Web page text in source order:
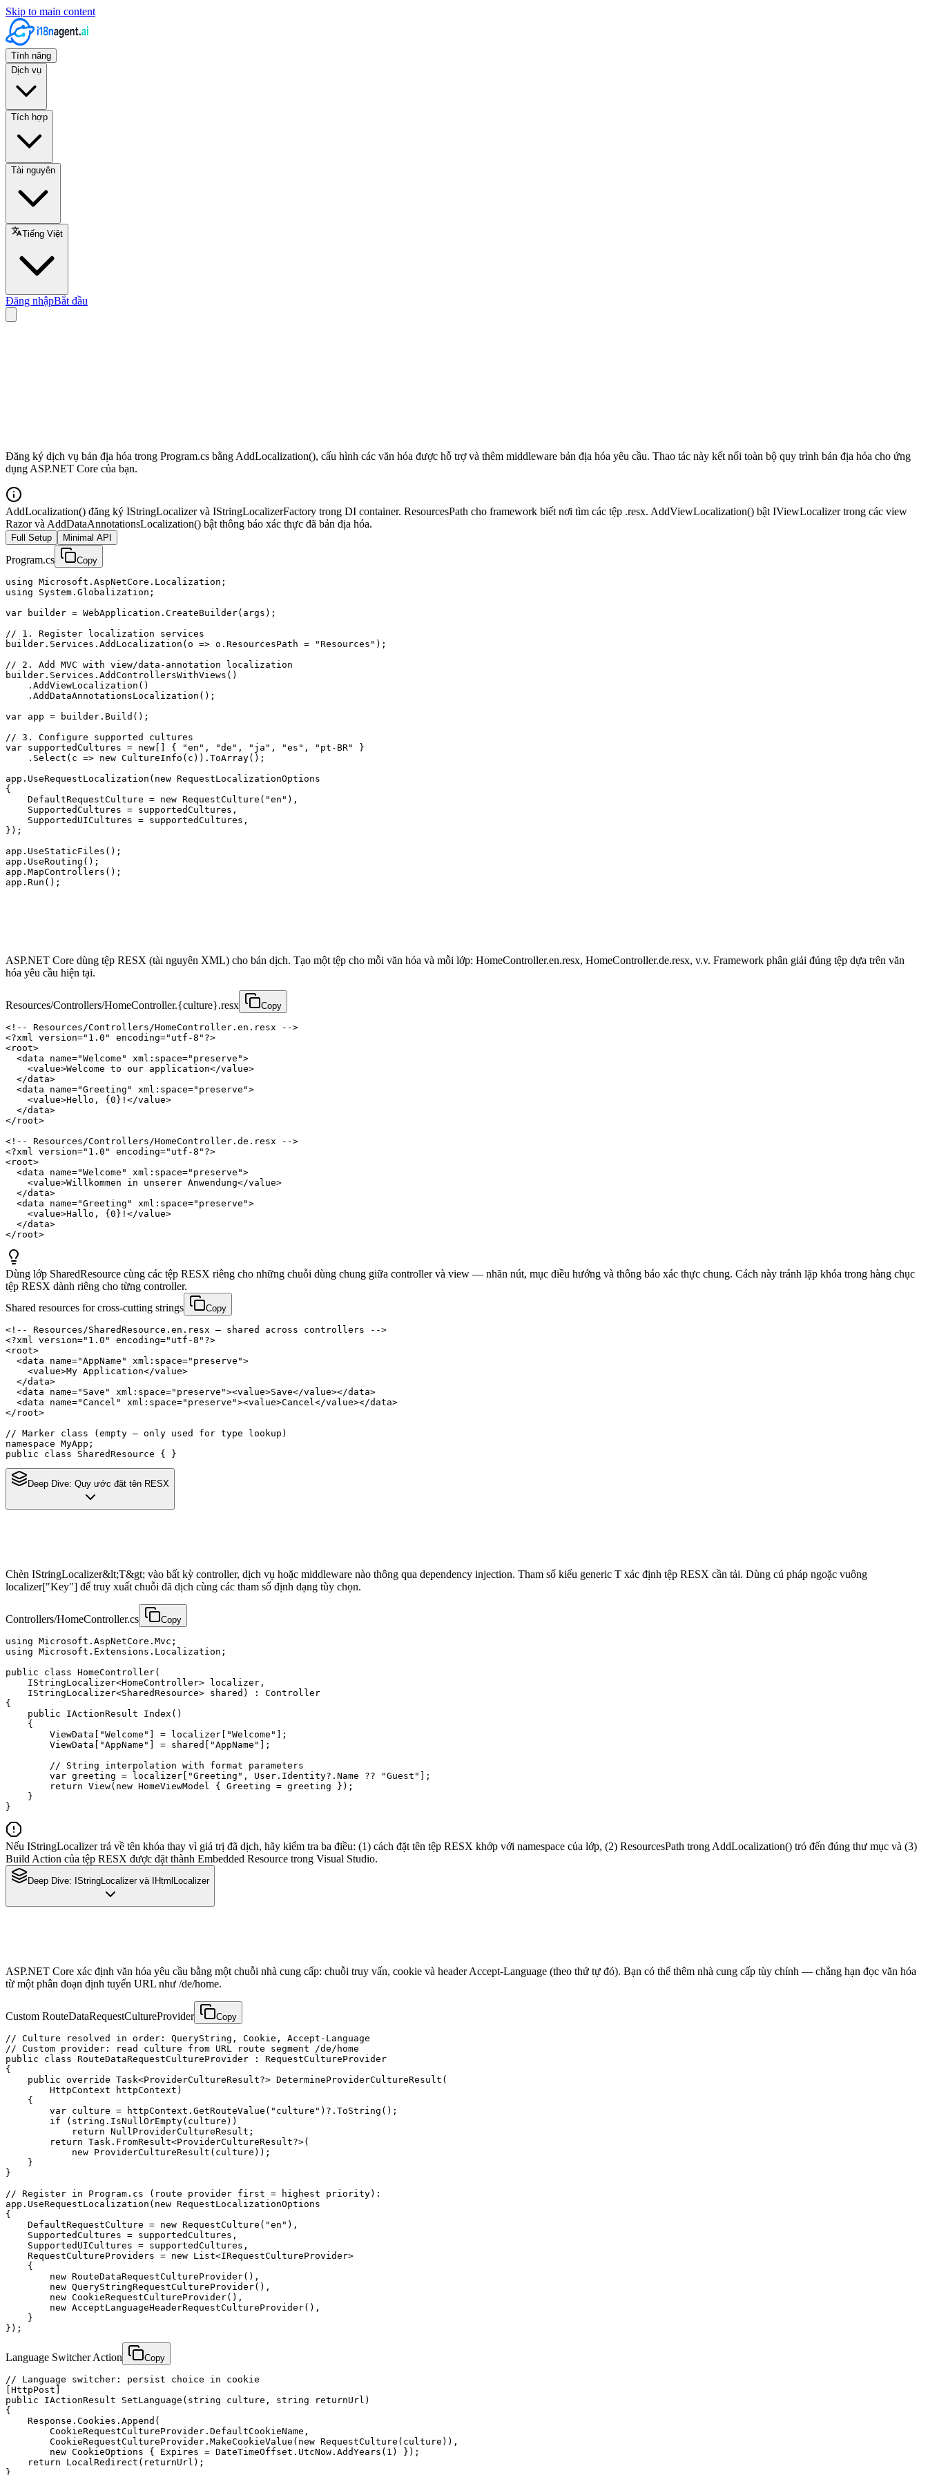
Skip to main content
Tính năng
Dịch vụ
Tích hợp
Tài nguyên
Tiếng Việt
Đăng nhậpBắt đầu
Đăng ký dịch vụ bản địa hóa trong Program.cs bằng AddLocalization(), cấu hình các văn hóa được hỗ trợ và thêm middleware bản địa hóa yêu cầu. Thao tác này kết nối toàn bộ quy trình bản địa hóa cho ứng
dụng ASP.NET Core của bạn.
AddLocalization() đăng ký IStringLocalizer và IStringLocalizerFactory trong DI container. ResourcesPath cho framework biết nơi tìm các tệp .resx. AddViewLocalization() bật IViewLocalizer trong các view
Razor và AddDataAnnotationsLocalization() bật thông báo xác thực đã bản địa hóa.
Full Setup Minimal API
Program.cs Copy
using Microsoft.AspNetCore.Localization;
using System.Globalization;
var builder = WebApplication.CreateBuilder(args);
// 1. Register localization services
builder.Services.AddLocalization(o => o.ResourcesPath = "Resources");
// 2. Add MVC with view/data-annotation localization
builder.Services.AddControllersWithViews()
    .AddViewLocalization()
    .AddDataAnnotationsLocalization();
var app = builder.Build();
// 3. Configure supported cultures
var supportedCultures = new[] { "en", "de", "ja", "es", "pt-BR" }
    .Select(c => new CultureInfo(c)).ToArray();
app.UseRequestLocalization(new RequestLocalizationOptions
{
    DefaultRequestCulture = new RequestCulture("en"),
    SupportedCultures = supportedCultures,
    SupportedUICultures = supportedCultures,
});
app.UseStaticFiles();
app.UseRouting();
app.MapControllers();
app.Run();
ASP.NET Core dùng tệp RESX (tài nguyên XML) cho bản dịch. Tạo một tệp cho mỗi văn hóa và mỗi lớp: HomeController.en.resx, HomeController.de.resx, v.v. Framework phân giải đúng tệp dựa trên văn
hóa yêu cầu hiện tại.
Resources/Controllers/HomeController.{culture}.resx Copy
<!-- Resources/Controllers/HomeController.en.resx -->
<?xml version="1.0" encoding="utf-8"?>
<root>
  <data name="Welcome" xml:space="preserve">
    <value>Welcome to our application</value>
  </data>
  <data name="Greeting" xml:space="preserve">
    <value>Hello, {0}!</value>
  </data>
</root>
<!-- Resources/Controllers/HomeController.de.resx -->
<?xml version="1.0" encoding="utf-8"?>
<root>
  <data name="Welcome" xml:space="preserve">
    <value>Willkommen in unserer Anwendung</value>
  </data>
  <data name="Greeting" xml:space="preserve">
    <value>Hallo, {0}!</value>
  </data>
</root>
Dùng lớp SharedResource cùng các tệp RESX riêng cho những chuỗi dùng chung giữa controller và view — nhãn nút, mục điều hướng và thông báo xác thực chung. Cách này tránh lặp khóa trong hàng chục
tệp RESX dành riêng cho từng controller.
Shared resources for cross-cutting strings
Copy
<!-- Resources/SharedResource.en.resx — shared across controllers -->
<?xml version="1.0" encoding="utf-8"?>
<root>
  <data name="AppName" xml:space="preserve">
    <value>My Application</value>
  </data>
  <data name="Save" xml:space="preserve"><value>Save</value></data>
  <data name="Cancel" xml:space="preserve"><value>Cancel</value></data>
</root>
// Marker class (empty — only used for type lookup)
namespace MyApp;
public class SharedResource { }
Deep Dive: Quy ước đặt tên RESX
Chèn IStringLocalizer&lt;T&gt; vào bất kỳ controller, dịch vụ hoặc middleware nào thông qua dependency injection. Tham số kiểu generic T xác định tệp RESX cần tải. Dùng cú pháp ngoặc vuông
localizer["Key"] để truy xuất chuỗi đã dịch cùng các tham số định dạng tùy chọn.
Controllers/HomeController.cs Copy
using Microsoft.AspNetCore.Mvc;
using Microsoft.Extensions.Localization;
public class HomeController(
    IStringLocalizer<HomeController> localizer,
    IStringLocalizer<SharedResource> shared) : Controller
{
    public IActionResult Index()
    {
        ViewData["Welcome"] = localizer["Welcome"];
        ViewData["AppName"] = shared["AppName"];
        // String interpolation with format parameters
        var greeting = localizer["Greeting", User.Identity?.Name ?? "Guest"];
        return View(new HomeViewModel { Greeting = greeting });
    }
}
Nếu IStringLocalizer trả về tên khóa thay vì giá trị đã dịch, hãy kiểm tra ba điều: (1) cách đặt tên tệp RESX khớp với namespace của lớp, (2) ResourcesPath trong AddLocalization() trỏ đến đúng thư mục và (3)
Build Action của tệp RESX được đặt thành Embedded Resource trong Visual Studio.
Deep Dive: IStringLocalizer và IHtmlLocalizer
ASP.NET Core xác định văn hóa yêu cầu bằng một chuỗi nhà cung cấp: chuỗi truy vấn, cookie và header Accept-Language (theo thứ tự đó). Bạn có thể thêm nhà cung cấp tùy chỉnh — chẳng hạn đọc văn hóa
từ một phân đoạn định tuyến URL như /de/home.
Custom RouteDataRequestCultureProvider Copy
// Culture resolved in order: QueryString, Cookie, Accept-Language
// Custom provider: read culture from URL route segment /de/home
public class RouteDataRequestCultureProvider : RequestCultureProvider
{
    public override Task<ProviderCultureResult?> DetermineProviderCultureResult(
        HttpContext httpContext)
    {
        var culture = httpContext.GetRouteValue("culture")?.ToString();
        if (string.IsNullOrEmpty(culture))
            return NullProviderCultureResult;
        return Task.FromResult<ProviderCultureResult?>(
            new ProviderCultureResult(culture));
    }
}
// Register in Program.cs (route provider first = highest priority):
app.UseRequestLocalization(new RequestLocalizationOptions
{
    DefaultRequestCulture = new RequestCulture("en"),
    SupportedCultures = supportedCultures,
    SupportedUICultures = supportedCultures,
    RequestCultureProviders = new List<IRequestCultureProvider>
    {
        new RouteDataRequestCultureProvider(),
        new QueryStringRequestCultureProvider(),
        new CookieRequestCultureProvider(),
        new AcceptLanguageHeaderRequestCultureProvider(),
    }
});
Language Switcher Action Copy
// Language switcher: persist choice in cookie
[HttpPost]
public IActionResult SetLanguage(string culture, string returnUrl)
{
    Response.Cookies.Append(
        CookieRequestCultureProvider.DefaultCookieName,
        CookieRequestCultureProvider.MakeCookieValue(new RequestCulture(culture)),
        new CookieOptions { Expires = DateTimeOffset.UtcNow.AddYears(1) });
    return LocalRedirect(returnUrl);
}